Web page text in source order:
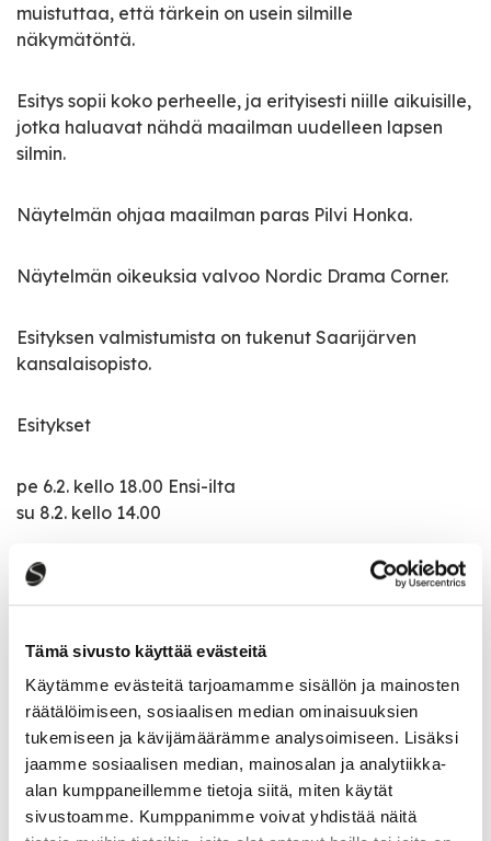
Tämä sivusto käyttää evästeitä
Käytämme evästeitä tarjoamamme sisällön ja mainosten
räätälöimiseen, sosiaalisen median ominaisuuksien
tukemiseen ja kävijämäärämme analysoimiseen. Lisäksi
jaamme sosiaalisen median, mainosalan ja analytiikka-
alan kumppaneillemme tietoja siitä, miten käytät
sivustoamme. Kumppanimme voivat yhdistää näitä
muistuttaa, että tärkein on usein silmille
näkymätöntä.
Esitys sopii koko perheelle, ja erityisesti niille aikuisille,
jotka haluavat nähdä maailman uudelleen lapsen
silmin.
Näytelmän ohjaa maailman paras Pilvi Honka.
Näytelmän oikeuksia valvoo Nordic Drama Corner.
Esityksen valmistumista on tukenut Saarijärven
kansalaisopisto.
Esitykset
pe 6.2. kello 18.00 Ensi-ilta
su 8.2. kello 14.00
pe 13.2. kello 18.00
su 15.2. kello 14.00
Tapahtumatiedot
Tapahtuman järjestäjä
Saarijärven Teatteri Ry